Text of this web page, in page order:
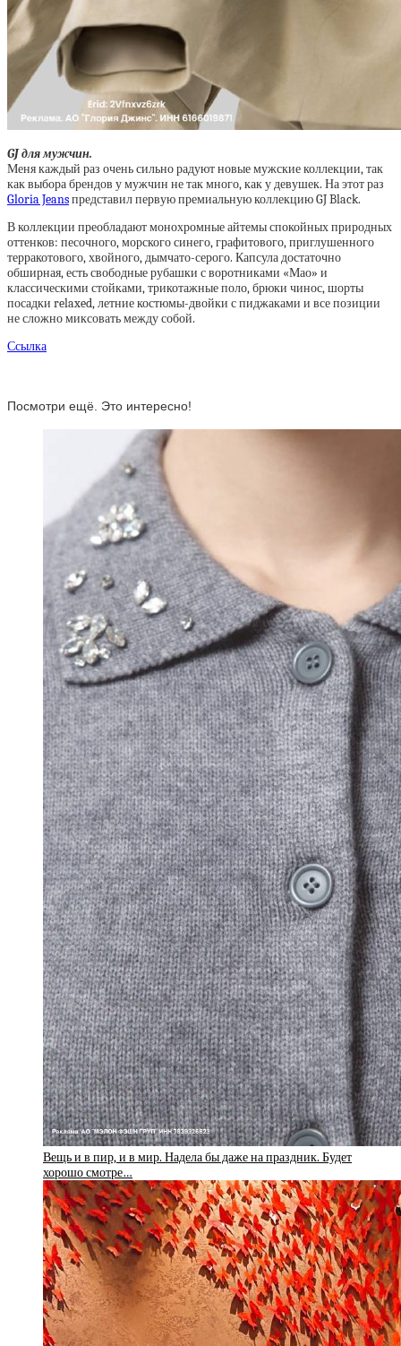
GJ для мужчин.
Меня каждый раз очень сильно радуют новые мужские коллекции, так
как выбора брендов у мужчин не так много, как у девушек. На этот раз
Gloria Jeansпредставил первую премиальную коллекцию GJ Black.
В коллекции преобладают монохромные айтемы спокойных природных
оттенков: песочного, морского синего, графитового, приглушенного
терракотового, хвойного, дымчато-серого. Капсула достаточно
обширная, есть свободные рубашки с воротниками «Мао» и
классическими стойками, трикотажные поло, брюки чинос, шорты
посадки relaxed, летние костюмы-двойки с пиджаками и все позиции
не сложно миксовать между собой.
Ссылка
Посмотри ещё. Это интересно!
Вещь и в пир, и в мир. Надела бы даже на праздник. Будет
хорошо смотре…